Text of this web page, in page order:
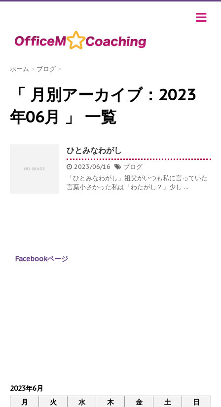
ホーム > ブログ >
「 月別アーカイブ：2023
年06月 」 一覧
ひとみなわがし
2023/06/16
ブログ
「ひとみなわがし」祖父がいつも私に言っていた
言葉小さかった私は「わたがし？」少し ...
Facebookページ
2023年6月
月
火 水 木 金 土 日